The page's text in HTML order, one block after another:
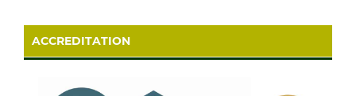
ACCREDITATION